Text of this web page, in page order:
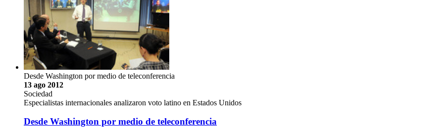
Desde Washington por medio de teleconferencia
13 ago 2012
Sociedad
Especialistas internacionales analizaron voto latino en Estados Unidos
Desde Washington por medio de teleconferencia